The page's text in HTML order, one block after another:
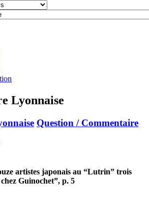
Lyonnaise
Question / Commentaire
artistes japonais au “Lutrin” trois
Guinochet”, p. 5